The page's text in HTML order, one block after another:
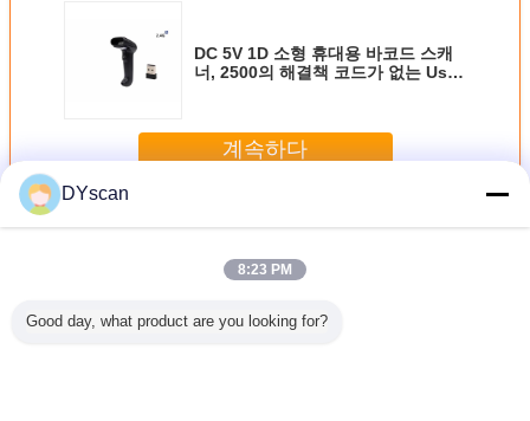
DC 5V 1D 소형 휴대용 바코드 스캐
너, 2500의 해결책 코드가 없는 Usb
계속하다
더 많은 것
DYscan
8:23 PM
Good day, what product are you looking for?